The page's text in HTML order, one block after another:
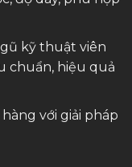
kỹ thuật viên
chuẩn, hiệu quả
với giải pháp